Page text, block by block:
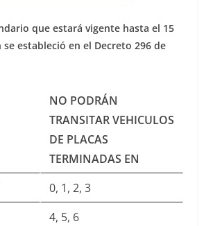
que estará vigente hasta el 15
estableció en el Decreto 296 de
NO PODRÁN
TRANSITAR VEHICULOS
DE PLACAS
TERMINADAS EN
0, 1, 2, 3
4, 5, 6